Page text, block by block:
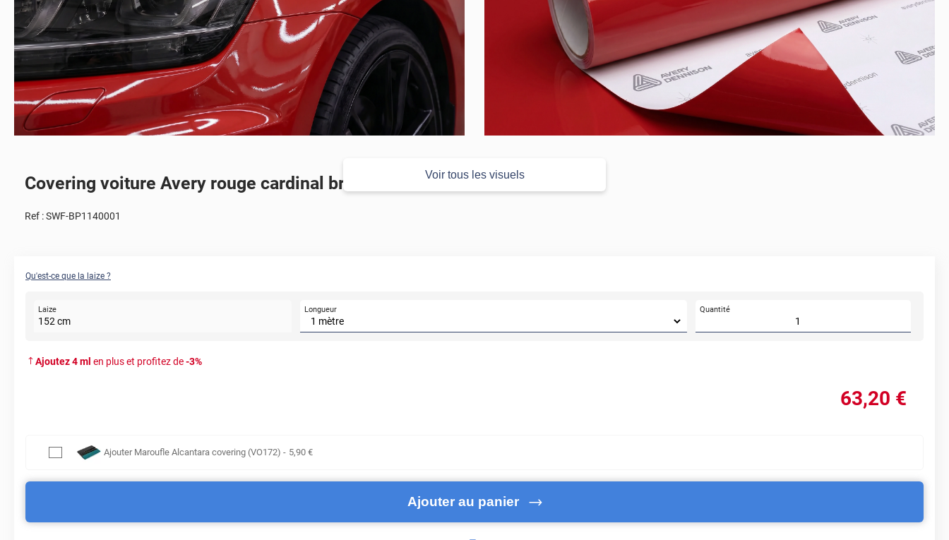
Voir tous les visuels
Covering voiture Avery rouge cardinal brillant
Ref :SWF-BP1140001
Qu'est-ce que la laize ?
Laize
152 cm
Longueur Quantité
Ajoutez4ml en plus et profitez de-3%
63,20 €
Ajouter Maroufle Alcantara covering (VO172) - 5,90 €
Ajouter au panier